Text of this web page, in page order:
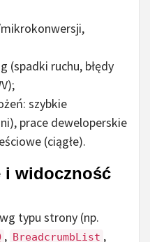
(spadki ruchu, błędy
szybkie
prace deweloperskie
(ciągłe).
i widoczność
typu strony (np.
, BreadcrumbList ,